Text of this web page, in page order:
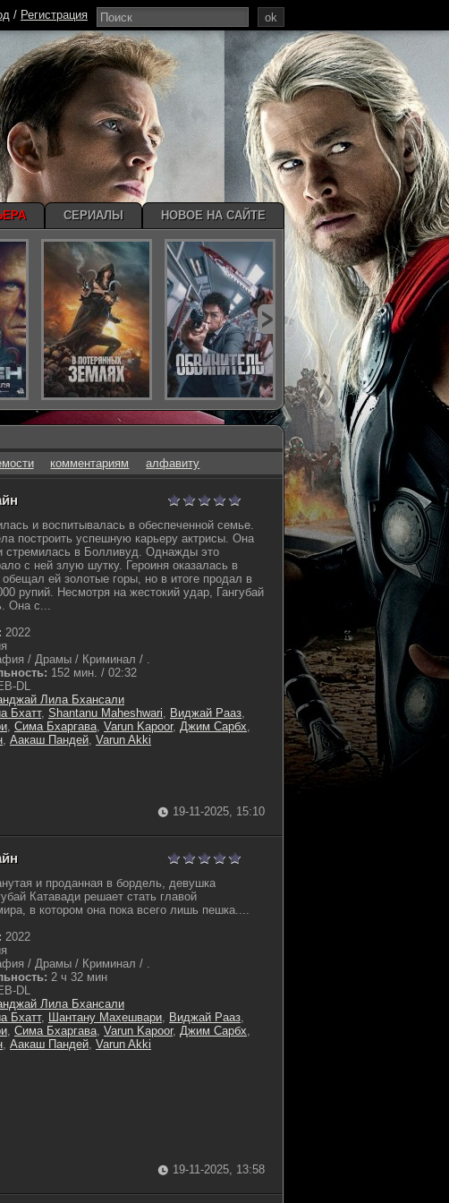
комментариям алфавиту
и воспитывалась в обеспеченной семье.
построить успешную карьеру актрисы. Она
стремилась в Болливуд. Однажды это
с ней злую шутку. Героиня оказалась в
ей золотые горы, но в итоге продал в
рупий. Несмотря на жестокий удар, Гангубай
Она с...
2022
/ Драмы / Криминал / .
152 мин. / 02:32
DL
Лила Бхансали
Бхатт, Shantanu Maheshwari, Виджай Рааз,
, Сима Бхаргава, Varun Kapoor, Джим Сарбх,
, Аакаш Пандей, Varun Akki
19-11-2025, 15:10
и проданная в бордель, девушка
Катавади решает стать главой
в котором она пока всего лишь пешка....
2022
/ Драмы / Криминал / .
2 ч 32 мин
DL
Лила Бхансали
Бхатт, Шантану Махешвари, Виджай Рааз,
, Сима Бхаргава, Varun Kapoor, Джим Сарбх,
, Аакаш Пандей, Varun Akki
19-11-2025, 13:58
ok
/ Регистрация
СЕРИАЛЫ НОВОЕ НА САЙТЕ